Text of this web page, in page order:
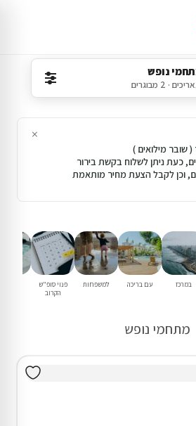
נופש
· 2 מבוגרים
שובר מילואים )
כעת ניתן לשלוח בקשת בירור
וכן לקבל הצעת מחיר מותאמת
×
במרכז עם בריכה למשפחות
פנוי סופ"ש
הקרוב
מתחמי נופש